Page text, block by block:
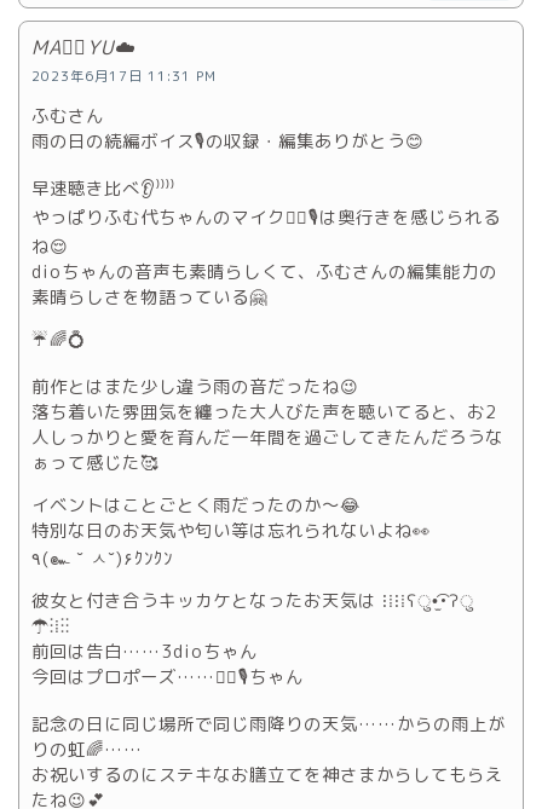
MA♡⃛YU☁️
2023年6月17日 11:31 PM
ふむさん
雨の日の続編ボイス🎙の収録・編集ありがとう😊
早速聴き比べ👂⁾⁾⁾⁾
やっぱりふむ代ちゃんのマイク👱‍♀️🎙は奥行きを感じられる
ね😌
dioちゃんの音声も素晴らしくて、ふむさんの編集能力の
素晴らしさを物語っている🤗
☔️🌈💍
前作とはまた少し違う雨の音だったね😉
落ち着いた雰囲気を纏った大人びた声を聴いてると、お2
人しっかりと愛を育んだ一年間を過ごしてきたんだろうな
ぁって感じた🥰
イベントはことごとく雨だったのか〜😂
特別な日のお天気や匂い等は忘れられないよね👀
٩(๛ ˘ ㅅ˘)۶ｸﾝｸﾝ
彼女と付き合うキッカケとなったお天気は ⁝⁞⁝⁞ʕु•̫͡•ʔु
☂⁝⁞⁝⁝
前回は告白……3dioちゃん
今回はプロポーズ……👱‍♀️🎙ちゃん
記念の日に同じ場所で同じ雨降りの天気……からの雨上が
りの虹🌈……
お祝いするのにステキなお膳立てを神さまからしてもらえ
たね😉💕